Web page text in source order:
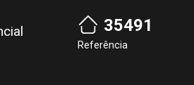
35491
Referência